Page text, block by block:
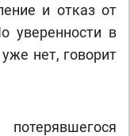
и отказ от
уверенности в
нет, говорит